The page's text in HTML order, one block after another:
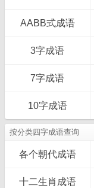
AABB式成语
3字成语
7字成语
10字成语
按分类四字成语查询
各个朝代成语
十二生肖成语